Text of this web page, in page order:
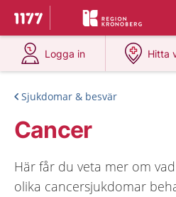
Till startsidan för 1177
Du har valt region
Logga in
på 1177.se
Hitta
på
Sjukdomar & besvär
Cancer
Här får du veta mer om
olika cancersjukdomar